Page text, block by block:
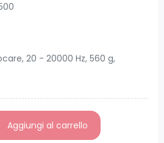
20 - 20000 Hz, 560 g,
Aggiungi al carrello